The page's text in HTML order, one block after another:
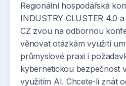
pohybu, který umožňuje
případě houpání lodi na
část můstku dosedne na
systém s ní zajišťuje trvalý
prvních čtyř kusů
Huisman Czech Republic
Regionální hospodářská
INDUSTRY CLUSTER 4.0
CZ zvou na odbornou
věnovat otázkám využití
průmyslové praxi i
kybernetickou bezpečnost
využitím AI. Chcete-li znát